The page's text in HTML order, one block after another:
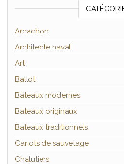
Arcachon
Architecte naval
Art
Ballot
Bateaux modernes
Bateaux originaux
Bateaux traditionnels
Canots de sauvetage
Chalutiers